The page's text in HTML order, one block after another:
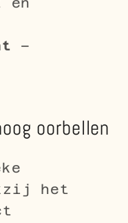
–
oorbellen
het